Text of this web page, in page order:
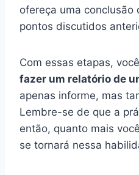
ofereça uma conclusão
pontos discutidos
Com essas etapas,
fazer um relatório de
apenas informe, mas
Lembre-se de que a
então, quanto mais
se tornará nessa